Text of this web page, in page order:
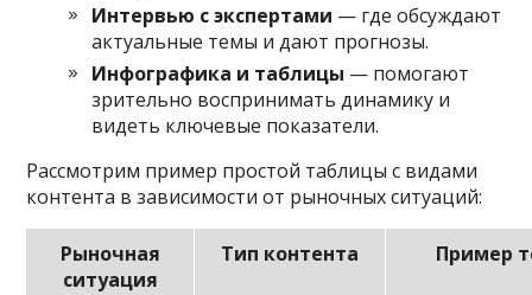
Интервью с экспертами — где обсуждают
актуальные темы и дают прогнозы.
Инфографика и таблицы — помогают
зрительно воспринимать динамику и
видеть ключевые показатели.
Рассмотрим пример простой таблицы с видами
контента в зависимости от рыночных ситуаций:
Рыночная
ситуация
Тип контента Пример